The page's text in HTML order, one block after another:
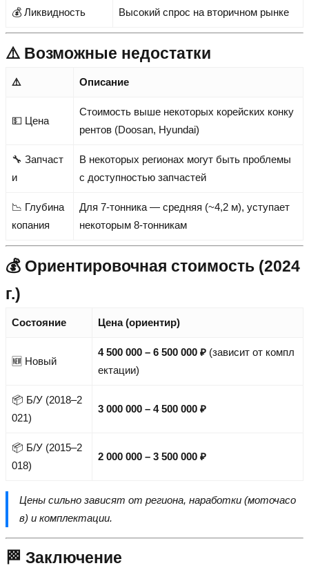
💰 Ликвидность Высокий спрос на вторичном рынке
⚠️ Возможные недостатки
⚠️ Описание
💵 Цена
Стоимость выше некоторых корейских конку
рентов (Doosan, Hyundai)
🔧 Запчаст
и
В некоторых регионах могут быть проблемы
с доступностью запчастей
📉 Глубина
копания
Для 7-тонника — средняя (~4,2 м), уступает
некоторым 8-тонникам
💰 Ориентировочная стоимость (2024
г.)
Состояние Цена (ориентир)
🆕 Новый
4 500 000 – 6 500 000 ₽ (зависит от компл
ектации)
📦 Б/У (2018–2
021)
3 000 000 – 4 500 000 ₽
📦 Б/У (2015–2
018)
2 000 000 – 3 500 000 ₽
Цены сильно зависят от региона, наработки (моточасо
в) и комплектации.
🏁 Заключение